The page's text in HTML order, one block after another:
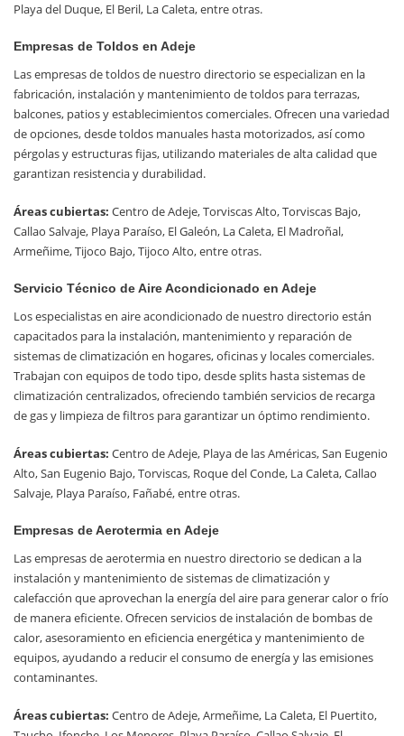
Playa del Duque, El Beril, La Caleta, entre otras.
Empresas de Toldos en Adeje
Las empresas de toldos de nuestro directorio se especializan en la
fabricación, instalación y mantenimiento de toldos para terrazas,
balcones, patios y establecimientos comerciales. Ofrecen una variedad
de opciones, desde toldos manuales hasta motorizados, así como
pérgolas y estructuras fijas, utilizando materiales de alta calidad que
garantizan resistencia y durabilidad.
Áreas cubiertas: Centro de Adeje, Torviscas Alto, Torviscas Bajo,
Callao Salvaje, Playa Paraíso, El Galeón, La Caleta, El Madroñal,
Armeñime, Tijoco Bajo, Tijoco Alto, entre otras.
Servicio Técnico de Aire Acondicionado en Adeje
Los especialistas en aire acondicionado de nuestro directorio están
capacitados para la instalación, mantenimiento y reparación de
sistemas de climatización en hogares, oficinas y locales comerciales.
Trabajan con equipos de todo tipo, desde splits hasta sistemas de
climatización centralizados, ofreciendo también servicios de recarga
de gas y limpieza de filtros para garantizar un óptimo rendimiento.
Áreas cubiertas: Centro de Adeje, Playa de las Américas, San Eugenio
Alto, San Eugenio Bajo, Torviscas, Roque del Conde, La Caleta, Callao
Salvaje, Playa Paraíso, Fañabé, entre otras.
Empresas de Aerotermia en Adeje
Las empresas de aerotermia en nuestro directorio se dedican a la
instalación y mantenimiento de sistemas de climatización y
calefacción que aprovechan la energía del aire para generar calor o frío
de manera eficiente. Ofrecen servicios de instalación de bombas de
calor, asesoramiento en eficiencia energética y mantenimiento de
equipos, ayudando a reducir el consumo de energía y las emisiones
contaminantes.
Áreas cubiertas: Centro de Adeje, Armeñime, La Caleta, El Puertito,